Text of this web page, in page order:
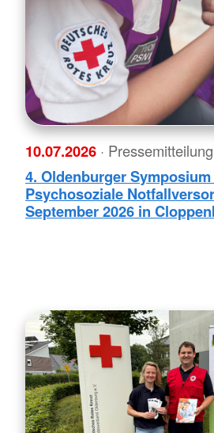
10.07.2026 · Pressemitteilung
4. Oldenburger
Psychosoziale
September 2026 in